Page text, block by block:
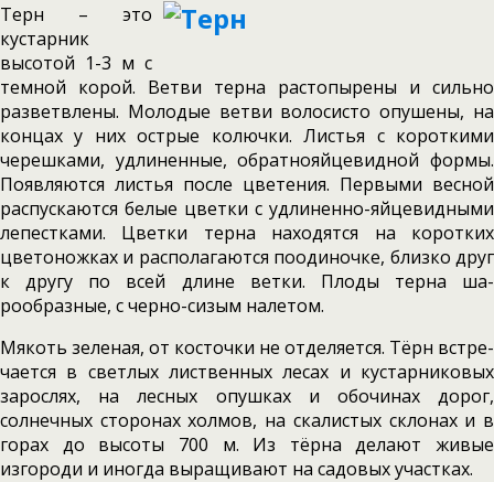
Терн – это
кустарник
высотой 1-3 м с
темной ко­рой. Ветви терна растопырены и сильно
разветвлены. Молодые ветви волосисто опушены, на
концах у них острые колючки. Листья с короткими
черешками, удлиненные, обратнояй­цевидной формы.
Появляются листья после цветения. Первыми весной
распускаются бе­лые цветки с удлиненно-яйцевидными
лепес­тками. Цветки терна находятся на коротких
цвето­ножках и располагаются поодиночке, близко друг
к другу по всей длине ветки. Плоды терна ша­
рообразные, с черно-сизым налетом.
Мякоть зеленая, от косточки не отделяется. Тёрн встре­
чается в светлых лиственных лесах и кустарни­ковых
зарослях, на лесных опушках и обочи­нах дорог,
солнечных сторонах холмов, на ска­листых склонах и в
горах до высоты 700 м. Из тёрна делают живые
изгороди и иногда выра­щивают на садовых участках.